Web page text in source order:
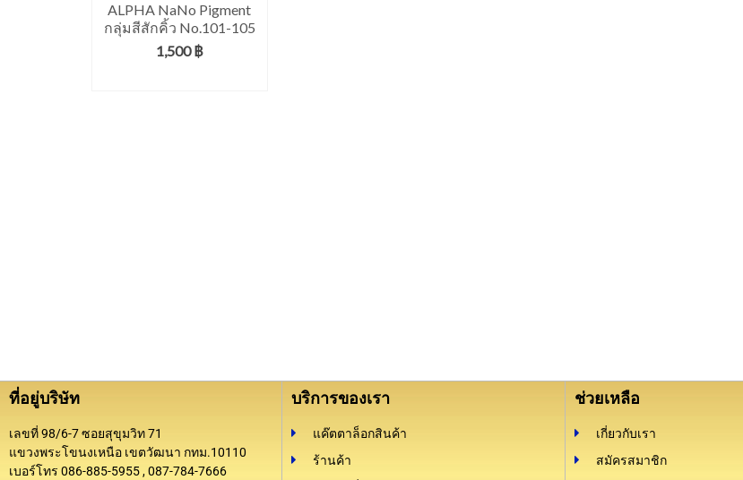
ALPHA NaNo Pigment
กลุ่มสีสักคิ้ว No.101-105
1,500฿
ที่อยู่บริษัท
เลขที่ 98/6-7 ซอยสุขุมวิท 71
แขวงพระโขนงเหนือ เขตวัฒนา กทม.10110
เบอร์โทร 086-885-5955 , 087-784-7666
บริการของเรา
แค๊ตตาล็อกสินค้า
ร้านค้า
ช่วยเหลือ
เกี่ยวกับเรา
สมัครสมาชิก